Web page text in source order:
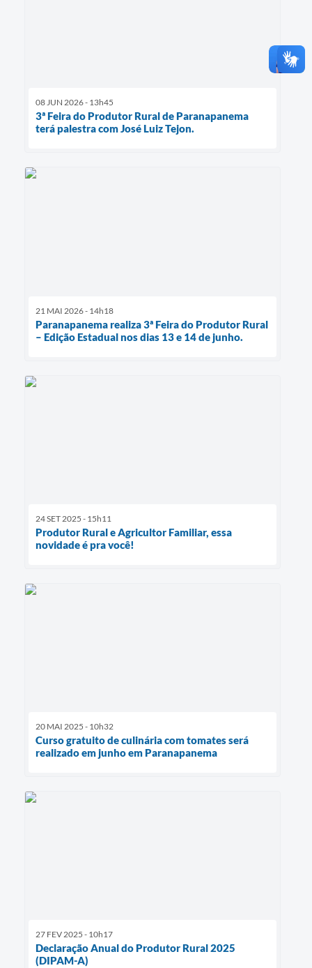
08 JUN 2026 - 13h45
3ª Feira do Produtor Rural de Paranapanema
terá palestra com José Luiz Tejon.
21 MAI 2026 - 14h18
Paranapanema realiza 3ª Feira do Produtor Rural
– Edição Estadual nos dias 13 e 14 de junho.
24 SET 2025 - 15h11
Produtor Rural e Agricultor Familiar, essa
novidade é pra você!
20 MAI 2025 - 10h32
Curso gratuito de culinária com tomates será
realizado em junho em Paranapanema
27 FEV 2025 - 10h17
Declaração Anual do Produtor Rural 2025
(DIPAM-A)